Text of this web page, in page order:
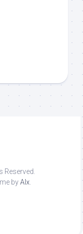
Reserved.
byAlx